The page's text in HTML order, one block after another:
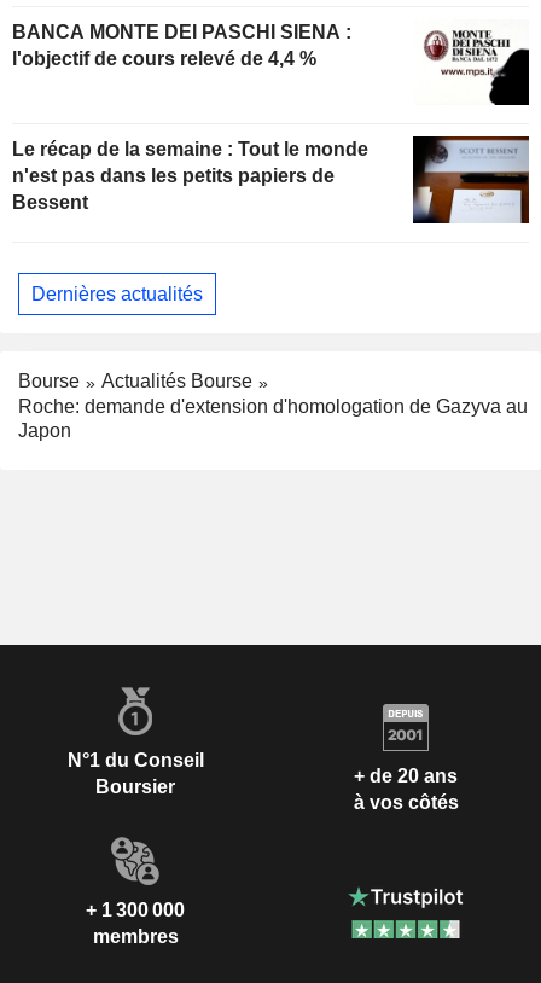
BANCA MONTE DEI PASCHI SIENA :
l'objectif de cours relevé de 4,4 %
Le récap de la semaine : Tout le monde
n'est pas dans les petits papiers de
Bessent
Dernières actualités
Bourse
Actualités Bourse
Roche: demande d'extension d'homologation de Gazyva au
Japon
N°1 du Conseil
Boursier
+ de 20 ans
à vos côtés
+ 1 300 000
membres